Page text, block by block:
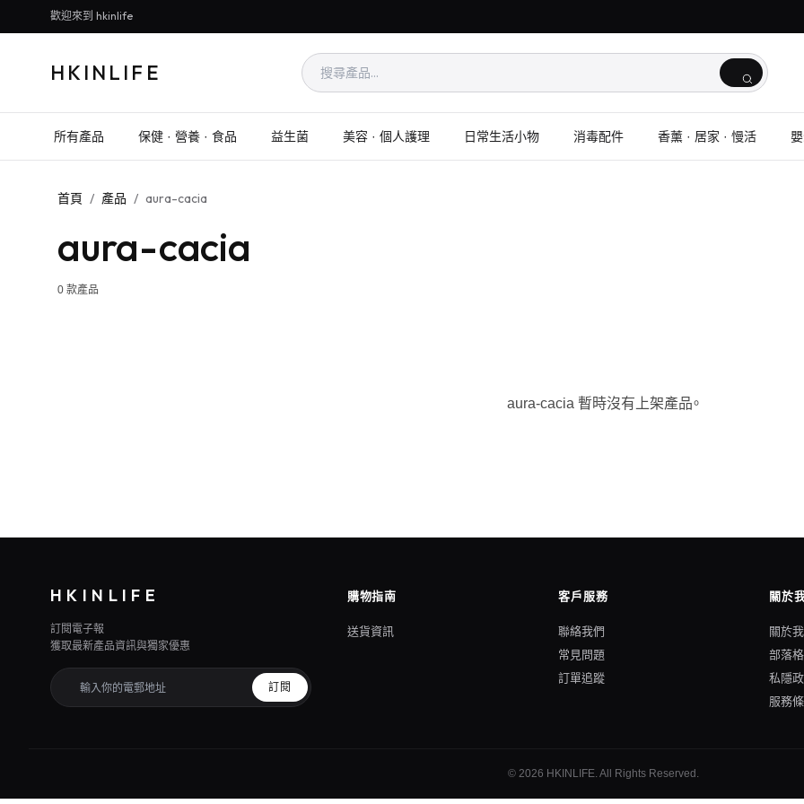
歡迎來到 hkinlife
HKINLIFE
所有產品 保健 · 營養 · 食品 益生菌 美容 · 個人護理 日常生活小物 消毒配件 香薰 · 居家 · 慢活
首頁 / 產品 / aura-cacia
aura-cacia
0 款產品
aura-cacia 暫時沒有上架產品。
HKINLIFE
訂閱電子報
獲取最新產品資訊與獨家優惠
訂閱
購物指南
送貨資訊
客戶服務
聯絡我們
常見問題
訂單追蹤
關於
關於
部落格
私隱
服務
© 2026 HKINLIFE. All Rights Reserved.